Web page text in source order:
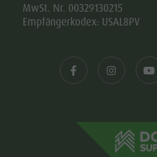
MwSt. Nr. 00329130215
Empfängerkodex: USAL8PV